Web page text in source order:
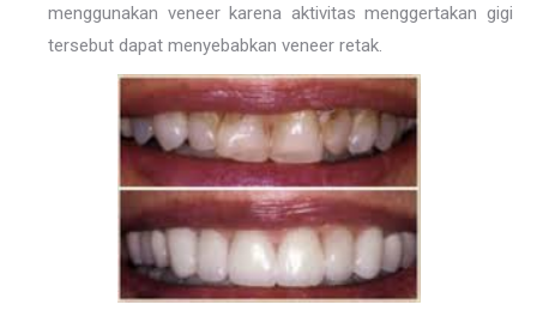
menggunakan veneer karena aktivitas menggertakan gigi
tersebut dapat menyebabkan veneer retak.